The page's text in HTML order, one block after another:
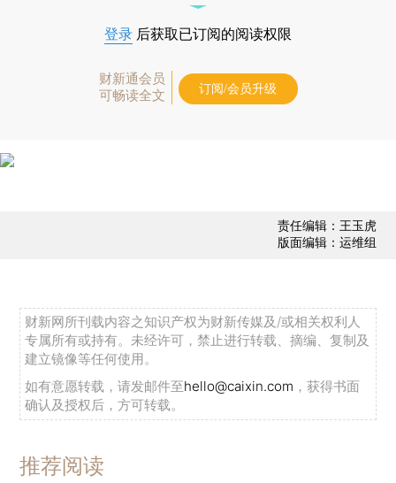
登录 后获取已订阅的阅读权限
财新通会员
可畅读全文
订阅/会员升级
责任编辑：王玉虎
版面编辑：运维组
财新网所刊载内容之知识产权为财新传媒及/或相关权利人
专属所有或持有。未经许可，禁止进行转载、摘编、复制及
建立镜像等任何使用。
如有意愿转载，请发邮件至hello@caixin.com ，获得书面
确认及授权后，方可转载。
推荐阅读